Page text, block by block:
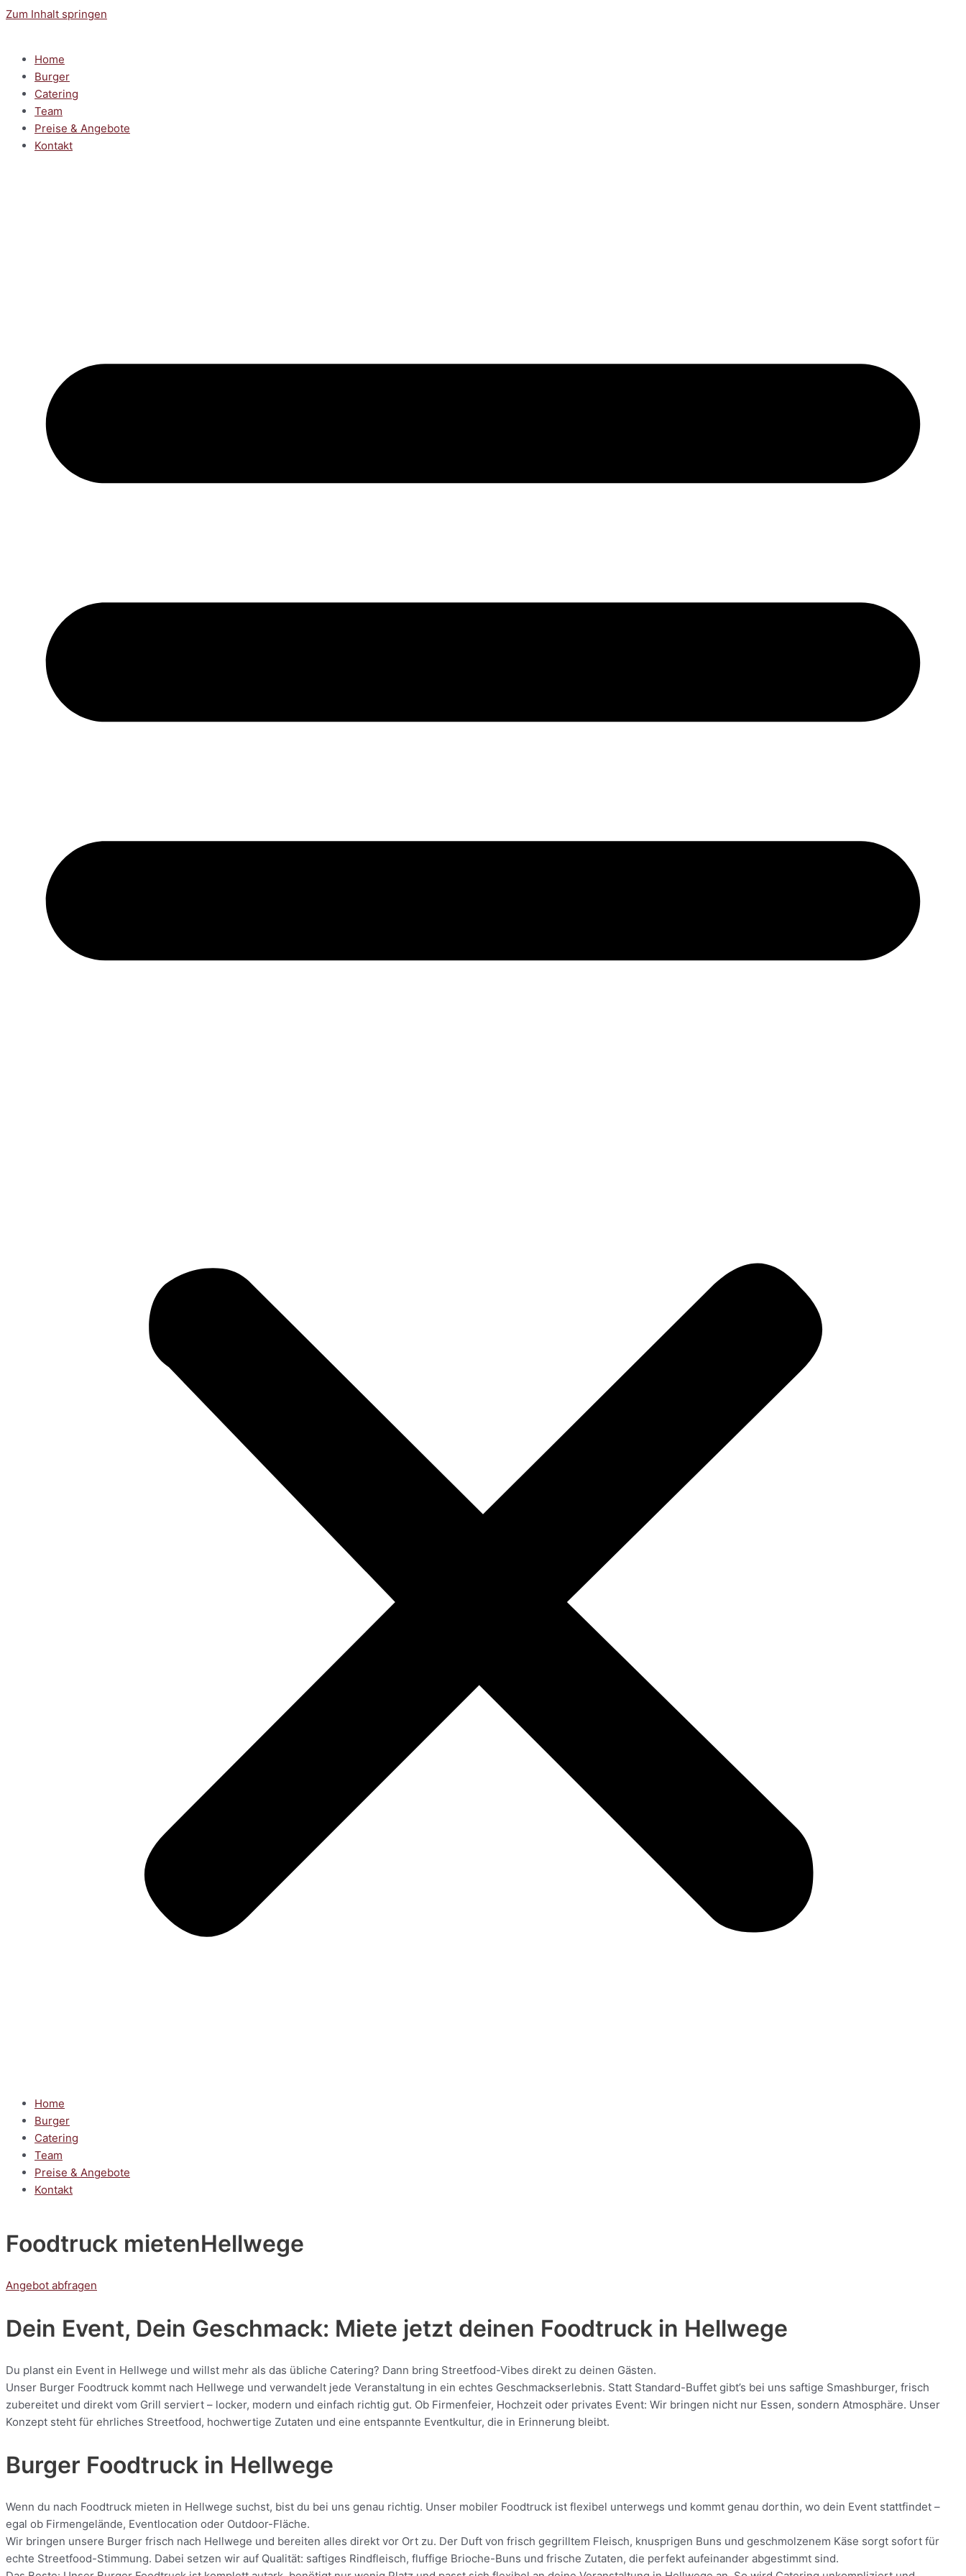
Zum Inhalt springen
Home
Burger
Catering
Team
Preise & Angebote
Kontakt
Home
Burger
Catering
Team
Preise & Angebote
Kontakt
Foodtruck mietenHellwege
Angebot abfragen
Dein Event, Dein Geschmack: Miete jetzt deinen Foodtruck in Hellwege
Du planst ein Event in Hellwege und willst mehr als das übliche Catering? Dann bring Streetfood-Vibes direkt zu deinen Gästen.
Unser Burger Foodtruck kommt nach Hellwege und verwandelt jede Veranstaltung in ein echtes Geschmackserlebnis. Statt Standard-Buffet gibt’s bei uns saftige Smashburger, frisch
zubereitet und direkt vom Grill serviert – locker, modern und einfach richtig gut. Ob Firmenfeier, Hochzeit oder privates Event: Wir bringen nicht nur Essen, sondern Atmosphäre. Unser
Konzept steht für ehrliches Streetfood, hochwertige Zutaten und eine entspannte Eventkultur, die in Erinnerung bleibt.
Burger Foodtruck in Hellwege
Wenn du nach Foodtruck mieten in Hellwege suchst, bist du bei uns genau richtig. Unser mobiler Foodtruck ist flexibel unterwegs und kommt genau dorthin, wo dein Event stattfindet –
egal ob Firmengelände, Eventlocation oder Outdoor-Fläche.
Wir bringen unsere Burger frisch nach Hellwege und bereiten alles direkt vor Ort zu. Der Duft von frisch gegrilltem Fleisch, knusprigen Buns und geschmolzenem Käse sorgt sofort für
echte Streetfood-Stimmung. Dabei setzen wir auf Qualität: saftiges Rindfleisch, fluffige Brioche-Buns und frische Zutaten, die perfekt aufeinander abgestimmt sind.